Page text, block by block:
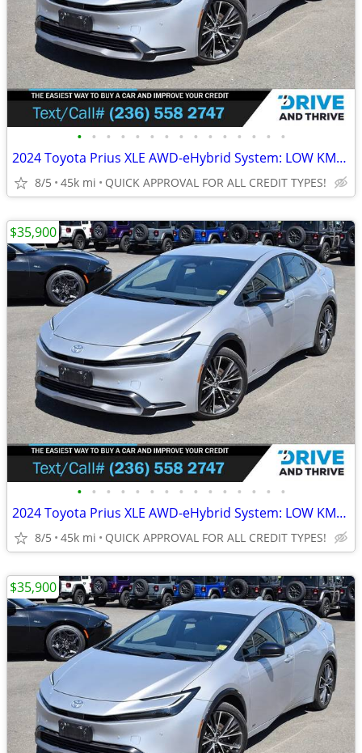
• • • • • • • • • • • • • • •
2024 Toyota Prius XLE AWD-eHybrid System: LOW KMS, NO ACCIDENTS
8/5 45k mi QUICK APPROVAL FOR ALL CREDIT TYPES!
• • • • • • • • • • • • • • •
2024 Toyota Prius XLE AWD-eHybrid System: LOW KMS, NO ACCIDENTS
8/5 45k mi QUICK APPROVAL FOR ALL CREDIT TYPES!
$35,900
$35,900